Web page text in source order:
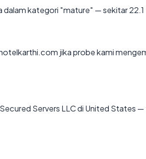
dalam kategori "mature" — sekitar
jika probe kami
Servers LLC di United States